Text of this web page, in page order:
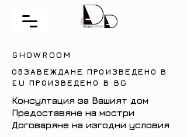
SHOWROOM
ОБЗАВЕЖДАНЕ ПРОИЗВЕДЕНО В
EU ПРОИЗВЕДЕНО В BG
Консултация за Вашият дом
Предоставяне на мостри
Договаряне на изгодни условия